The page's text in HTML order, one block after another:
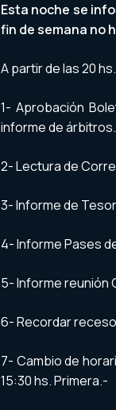
Esta noche se
fin de semana no
A partir de las 20
1- Aprobación
informe de
2- Lectura de
3- Informe de
4- Informe Pases
5- Informe reunión
6- Recordar
7- Cambio de
15:30 hs. Primera.-